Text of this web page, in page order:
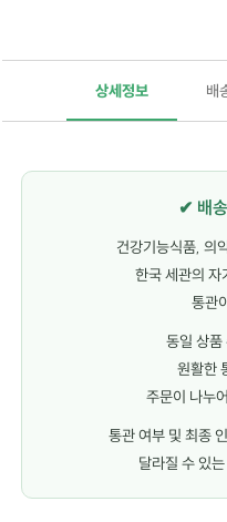
상세정보 배
✔ 배
건강기능식품, 의
한국 세관의 자
통관
동일 상품
원활한
주문이 나누
통관 여부 및 최종
달라질 수 있